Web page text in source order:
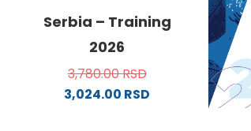
Serbia – Training
2026
3,780.00RSD
3,024.00 RSD